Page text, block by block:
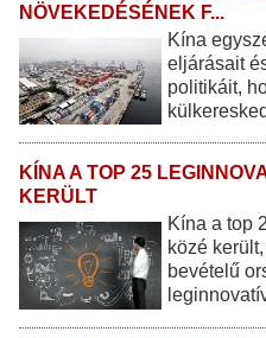
NÖVEKEDÉSÉNEK F...
Kína
eljárásait
politikáit,
KÍNA A TOP 25
KERÜLT
Kína a top
közé
bevételű